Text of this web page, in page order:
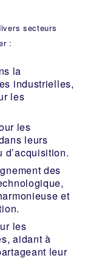
secteurs
:
la
industrielles,
les
les
leurs
d’acquisition.
des
et
les
aidant à
leur